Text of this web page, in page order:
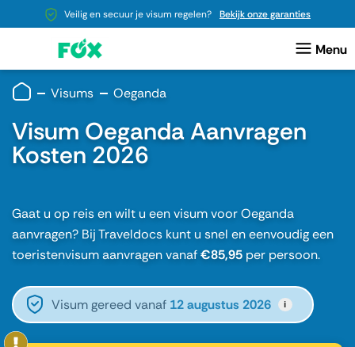
Veilig en secuur je visum regelen? Bekijk onze garanties
Visums Oeganda
Visum Oeganda Aanvragen
Kosten 2026
Gaat u op reis en wilt u een visum voor Oeganda
aanvragen? Bij Traveldocs kunt u snel en eenvoudig een
toeristenvisum aanvragen vanaf€85,95 per persoon.
Visum gereed vanaf 12 augustus 2026 i